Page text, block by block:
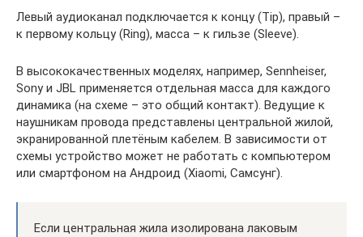
Левый аудиоканал подключается к концу (Tip), правый –
к первому кольцу (Ring), масса – к гильзе (Sleeve).
В высококачественных моделях, например, Sennheiser,
Sony и JBL применяется отдельная масса для каждого
динамика (на схеме – это общий контакт). Ведущие к
наушникам провода представлены центральной жилой,
экранированной плетёным кабелем. В зависимости от
схемы устройство может не работать с компьютером
или смартфоном на Андроид (Xiaomi, Самсунг).
Если центральная жила изолирована лаковым